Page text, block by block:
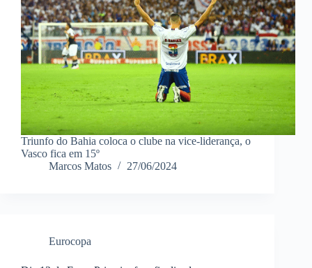
Triunfo do Bahia coloca o clube na vice-liderança, o
Vasco fica em 15º
Marcos Matos
27/06/2024
Eurocopa